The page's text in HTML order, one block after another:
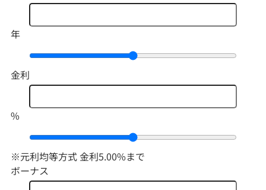
年
金利
%
※元利均等方式 金利5.00%まで
ボーナス